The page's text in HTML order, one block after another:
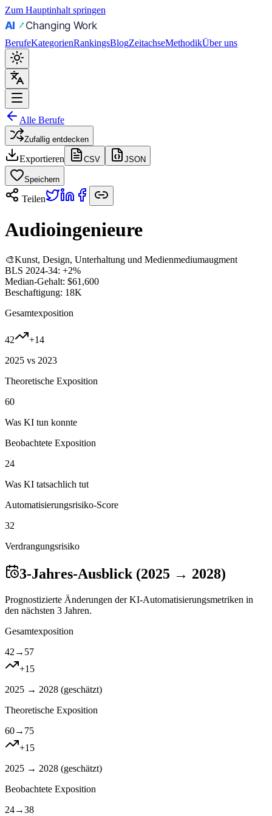
Zum Hauptinhalt springen
BerufeKategorienRankingsBlogZeitachseMethodikÜber uns
Alle Berufe
Zufallig entdecken
Exportieren CSV JSON
Speichern
Teilen
Audioingenieure
🎨Kunst, Design, Unterhaltung und Medienmediumaugment
BLS 2024-34: +2%
Median-Gehalt: $61,600
Beschaftigung: 18K
Gesamtexposition
42 +14
2025 vs 2023
Theoretische Exposition
60
Was KI tun konnte
Beobachtete Exposition
24
Was KI tatsachlich tut
Automatisierungsrisiko-Score
32
Verdrangungsrisiko
3-Jahres-Ausblick (2025 → 2028)
Prognostizierte Änderungen der KI-Automatisierungsmetriken in
den nächsten 3 Jahren.
Gesamtexposition
42 → 57
+15
2025 → 2028 (geschätzt)
Theoretische Exposition
60→ 75
+15
2025 → 2028 (geschätzt)
Beobachtete Exposition
24→38